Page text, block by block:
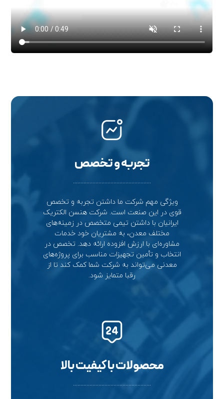
تجربه و تخصص
....................................................
ویژگی مهم شرکت ما داشتن تجربه و تخصص
قوی در این صنعت است. شرکت هنسن الکتریک
ایرانیان با داشتن تیمی متخصص در زمینه‌های
مختلف معدن، به مشتریان خود خدمات
مشاوره‌ای با ارزش افزوده ارائه دهد. تخصص در
انتخاب و تأمین تجهیزات مناسب برای پروژه‌های
معدنی می‌تواند به شرکت شما کمک کند تا از
رقبا متمایز شود.
محصولات با کیفیت بالا
....................................................